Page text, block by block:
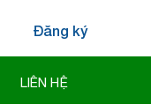
Đăng ký
LIÊN HỆ